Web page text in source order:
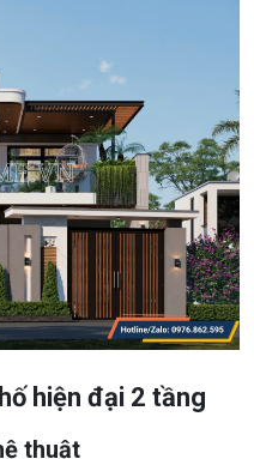
hiện đại 2 tầng
thuật